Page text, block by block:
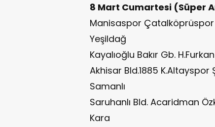
8 Mart Cumartesi (Süper
Manisaspor Çatalköprüspor
Yeşildağ
Kayalıoğlu Bakır Gb.
Akhisar Bld.1885
Samanlı
Saruhanlı Bld. Acaridman
Kara